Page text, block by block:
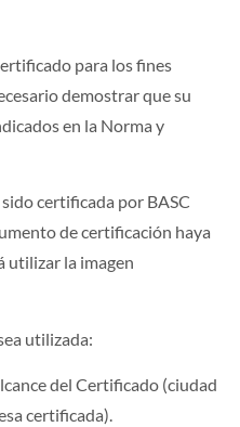
para los fines
demostrar que su
en la Norma y
certificada por BASC
de certificación haya
utilizar la imagen
utilizada:
del Certificado (ciudad
certificada).